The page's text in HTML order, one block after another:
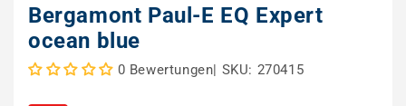
Bergamont Paul-E EQ Expert
ocean blue
0 Bewertungen| SKU: 270415